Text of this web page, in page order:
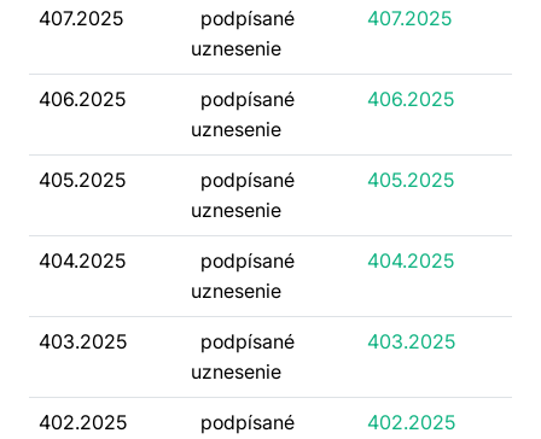
407.2025
podpísané
uznesenie
407.2025
406.2025
podpísané
uznesenie
406.2025
405.2025
podpísané
uznesenie
405.2025
404.2025
podpísané
uznesenie
404.2025
403.2025
podpísané
uznesenie
403.2025
402.2025
podpísané
402.2025